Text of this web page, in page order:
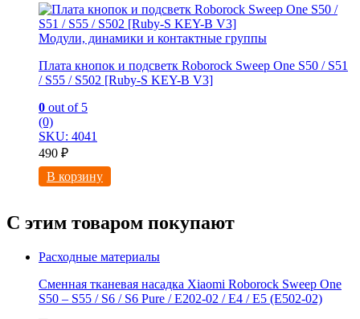
Модули, динамики и контактные группы
Плата кнопок и подсветк Roborock Sweep One S50 / S51
/ S55 / S502 [Ruby-S KEY-B V3]
0 out of 5
(0)
SKU: 4041
490 ₽
В корзину
С этим товаром покупают
Расходные материалы
Сменная тканевая насадка Xiaomi Roborock Sweep One
S50 – S55 / S6 / S6 Pure / E202-02 / E4 / E5 (E502-02)